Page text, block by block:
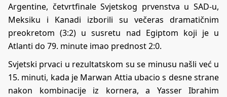
Argentine, četvrtfinale Svjetskog prvenstva u SAD-u,
Meksiku i Kanadi izborili su večeras dramatičnim
preokretom (3:2) u susretu nad Egiptom koji je u
Atlanti do 79. minute imao prednost 2:0.
Svjetski prvaci u rezultatskom su se minusu našli već u
15. minuti, kada je Marwan Attia ubacio s desne strane
nakon kombinacije iz kornera, a Yasser Ibrahim